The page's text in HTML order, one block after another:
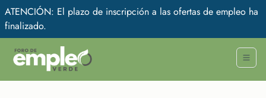
ATENCIÓN: El plazo de inscripción a las ofertas de empleo ha
finalizado.